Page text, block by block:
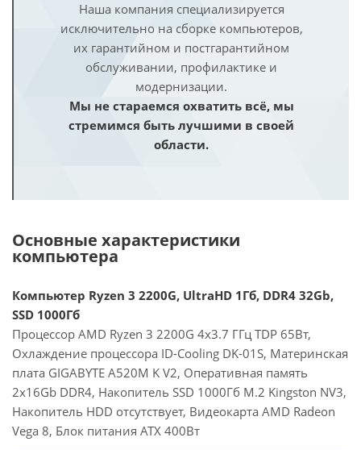
Наша компания специализируется
исключительно на сборке компьютеров,
их гарантийном и постгарантийном
обслуживании, профилактике и
модернизации.
Мы не стараемся охватить всё, мы
стремимся быть лучшими в своей
области.
Основные характеристики
компьютера
Компьютер Ryzen 3 2200G, UltraHD 1Гб, DDR4 32Gb,
SSD 1000Гб
Процессор AMD Ryzen 3 2200G 4x3.7 ГГц TDP 65Вт,
Охлаждение процессора ID-Cooling DK-01S, Материнская
плата GIGABYTE A520M K V2, Оперативная память
2x16Gb DDR4, Накопитель SSD 1000Гб M.2 Kingston NV3,
Накопитель HDD отсутствует, Видеокарта AMD Radeon
Vega 8, Блок питания ATX 400Вт